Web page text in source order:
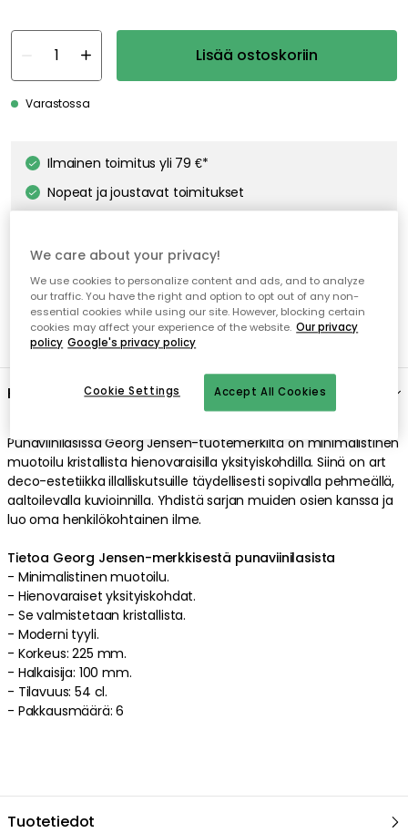
Lisää ostoskoriin
Varastossa
Ilmainen toimitus yli 79 €*
Nopeat ja joustavat toimitukset
Kuvaus
PunaviinilasissaGeorg Jensen-tuotemerkiltä on minimalistinen
muotoilu kristallista hienovaraisilla yksityiskohdilla. Siinä on art
deco-estetiikka illalliskutsuille täydellisesti sopivalla pehmeällä,
aaltoilevalla kuvioinnilla. Yhdistä sarjan muiden osien kanssa ja
luo oma henkilökohtainen ilme.
Tietoa Georg Jensen-merkkisestä punaviinilasista
- Minimalistinen muotoilu.
- Hienovaraiset yksityiskohdat.
- Se valmistetaankristallista.
- Moderni tyyli.
- Korkeus: 225 mm.
- Halkaisija: 100 mm.
- Tilavuus: 54 cl.
- Pakkausmäärä: 6
Tuotetiedot
We care about your privacy!
We use cookies to personalize content and ads, and to analyze
our traffic. You have the right and option to opt out of any non-
essential cookies while using our site. However, blocking certain
cookies may affect your experience of the website. Our privacy
policy Google's privacy policy
Accept All Cookies
Cookie Settings